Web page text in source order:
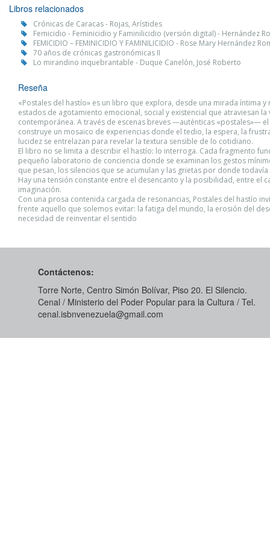
Libros relacionados
Crónicas de Caracas - Rojas, Arístides
Femicidio - Feminicidio y Faminilicidio (versión digital) - Hernández
FEMICIDIO – FEMINICIDIO Y FAMINILICIDIO - Rose Mary Hernández
70 años de crónicas gastronómicas II
Lo mirandino inquebrantable - Duque Canelón, José Roberto
Reseña
«Postales del hastío» es un libro que explora, desde una mirada íntima y
estados de agotamiento emocional, social y existencial que atraviesan la
contemporánea. A través de escenas breves —auténticas «postales»—
construye un mosaico de experiencias donde el tedio, la espera, la
lucidez se entrelazan para revelar la textura sensible de lo cotidiano.
El libro no se limita a describir el hastío: lo interroga. Cada fragmento
pequeño laboratorio de conciencia donde se examinan los gestos
que pesan, los silencios que se acumulan y las grietas por donde todavía
Hay una tensión constante entre el desencanto y la posibilidad, entre el
imaginación.
Con una prosa contenida cargada de resonancias, Postales del hastío
frente aquello que solemos evitar: la fatiga del mundo, la erosión del
necesidad de reinventar el sentido
Contáctenos:
Torre Norte, Centro Simón Bolívar, Piso 20. El Silencio.
Cenal / Ministerio del Poder Popular para la Cultura / Tel.
cenal.isbnvenezuela@gmail.com